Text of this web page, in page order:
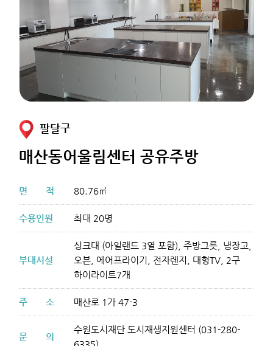
팔달구
매산동어울림센터 공유주방
면 적 80.76㎡
수용인원 최대 20명
부대시설
싱크대 (아일랜드 3열 포함), 주방그릇, 냉장고,
오븐, 에어프라이기, 전자렌지, 대형TV, 2구
하이라이트7개
주 소 매산로 1가 47-3
문 의
수원도시재단 도시재생지원센터 (031-280-